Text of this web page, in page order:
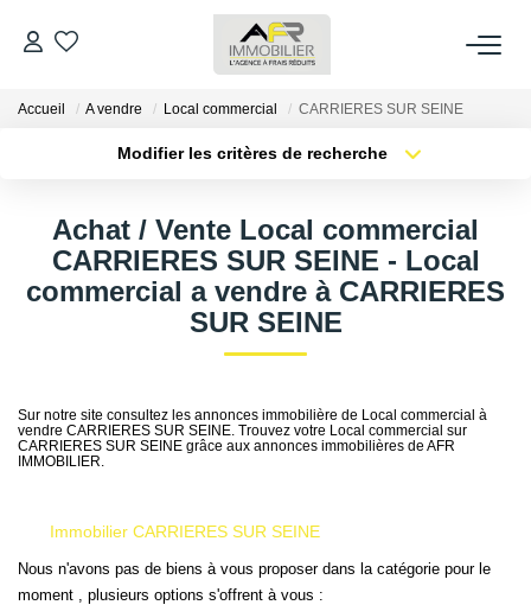
ACHETER
ESTIMER
FAIRE GÉRER
NOS AGENCES
AFR IMMOBILIER Carrières-Sur-Seine
AFR IMMOBILIER Chatou - Location | Gestion | Syndic
Accueil A vendre Local commercial CARRIERES SUR SEINE
Modifier les critères de recherche
Sélectionnez...
Type de bien
Surface min
Plus de critères
Achat / Vente Local commercial
CARRIERES SUR SEINE - Local
commercial a vendre à CARRIERES
SUR SEINE
Sur notre site consultez les annonces immobilière de Local commercial à
vendre CARRIERES SUR SEINE. Trouvez votre Local commercial sur
CARRIERES SUR SEINE grâce aux annonces immobilières de AFR
IMMOBILIER.
Immobilier CARRIERES SUR SEINE
Nous n'avons pas de biens à vous proposer dans la catégorie pour le
moment , plusieurs options s'offrent à vous :